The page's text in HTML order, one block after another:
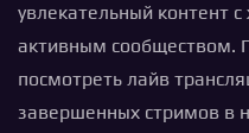
увлекательный контент
активным сообществом.
посмотреть лайв
завершенных стримов в